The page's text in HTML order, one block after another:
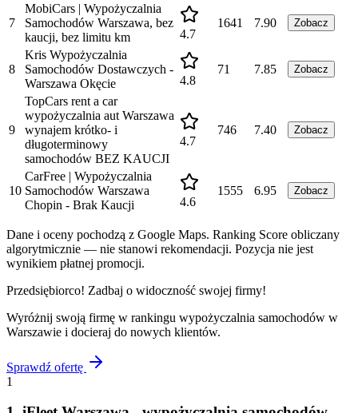
7
MobiCars | Wypożyczalnia
Samochodów Warszawa, bez
kaucji, bez limitu km
4.7
1641 7.90 Zobacz
8
Kris Wypożyczalnia
Samochodów Dostawczych -
Warszawa Okęcie
4.8
71 7.85 Zobacz
9
TopCars rent a car
wypożyczalnia aut Warszawa
wynajem krótko- i
długoterminowy
samochodów BEZ KAUCJI
4.7
746 7.40 Zobacz
10
CarFree | Wypożyczalnia
Samochodów Warszawa
Chopin - Brak Kaucji
4.6
1555 6.95 Zobacz
Dane i oceny pochodzą z Google Maps. Ranking Score obliczany
algorytmicznie — nie stanowi rekomendacji. Pozycja nie jest
wynikiem płatnej promocji.
Przedsiębiorco! Zadbaj o widoczność swojej firmy!
Wyróżnij swoją firmę w rankingu wypożyczalnia samochodów w
Warszawie i docieraj do nowych klientów.
Sprawdź ofertę
1